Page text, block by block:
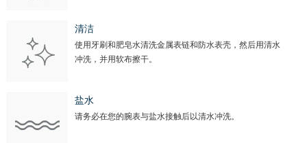
清洁
使用牙刷和肥皂水清洗金属表链和防水表壳，然后用清水
冲洗，并用软布擦干。
盐水
请务必在您的腕表与盐水接触后以清水冲洗。